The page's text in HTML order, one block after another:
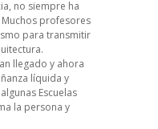
no siempre ha
profesores
para transmitir
llegado y ahora
líquida y
Escuelas
la persona y